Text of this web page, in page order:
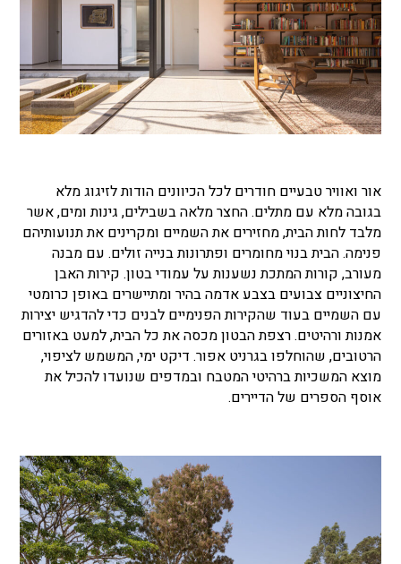
אור ואוויר טבעיים חודרים לכל הכיוונים הודות לזיגוג מלא
בגובה מלא עם מתלים. החצר מלאה בשבילים, גינות ומים, אשר
מלבד לחות הבית, מחזירים את השמיים ומקרינים את תנועותיהם
פנימה. הבית בנוי מחומרים ופתרונות בנייה זולים. עם מבנה
מעורב, קורות המתכת נשענות על עמודי בטון. קירות האבן
החיצוניים צבועים בצבע אדמה בהיר ומתיישרים באופן כרומטי
עם השמיים בעוד שהקירות הפנימיים לבנים כדי להדגיש יצירות
אמנות ורהיטים. רצפת הבטון מכסה את כל הבית, למעט באזורים
הרטובים, שהוחלפו בגרניט אפור. דיקט ימי, המשמש לציפוי,
מוצא המשכיות ברהיטי המטבח ובמדפים שנועדו להכיל את
אוסף הספרים של הדיירים.